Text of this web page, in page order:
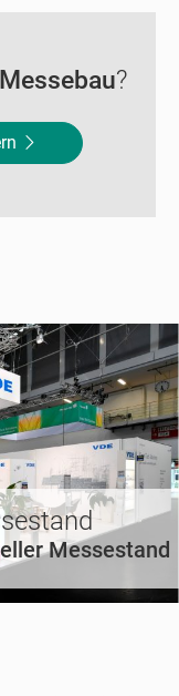
Messebau?
Messestand